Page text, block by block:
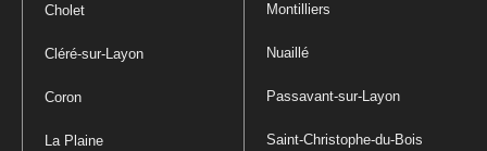
Cholet
Cléré-sur-Layon
Coron
La Plaine
Montilliers
Nuaillé
Passavant-sur-Layon
Saint-Christophe-du-Bois